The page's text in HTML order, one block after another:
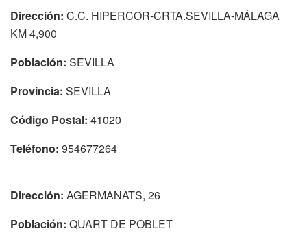
Dirección: C.C. HIPERCOR-CRTA.SEVILLA-MÁLAGA
KM 4,900
Población: SEVILLA
Provincia: SEVILLA
Código Postal: 41020
Teléfono: 954677264
Dirección: AGERMANATS, 26
Población: QUART DE POBLET